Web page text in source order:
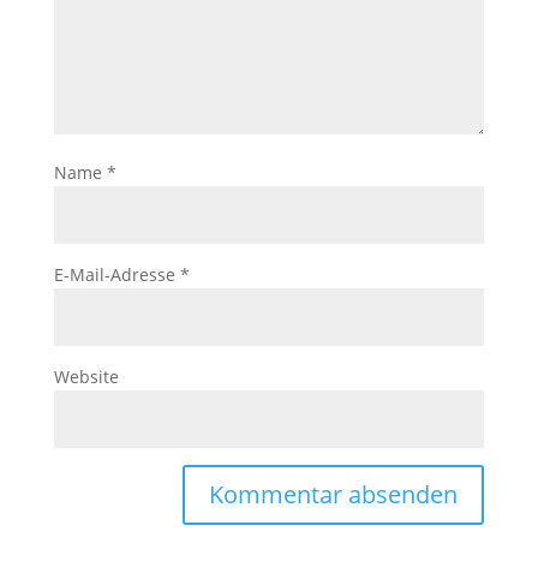
Name *
E-Mail-Adresse *
Website